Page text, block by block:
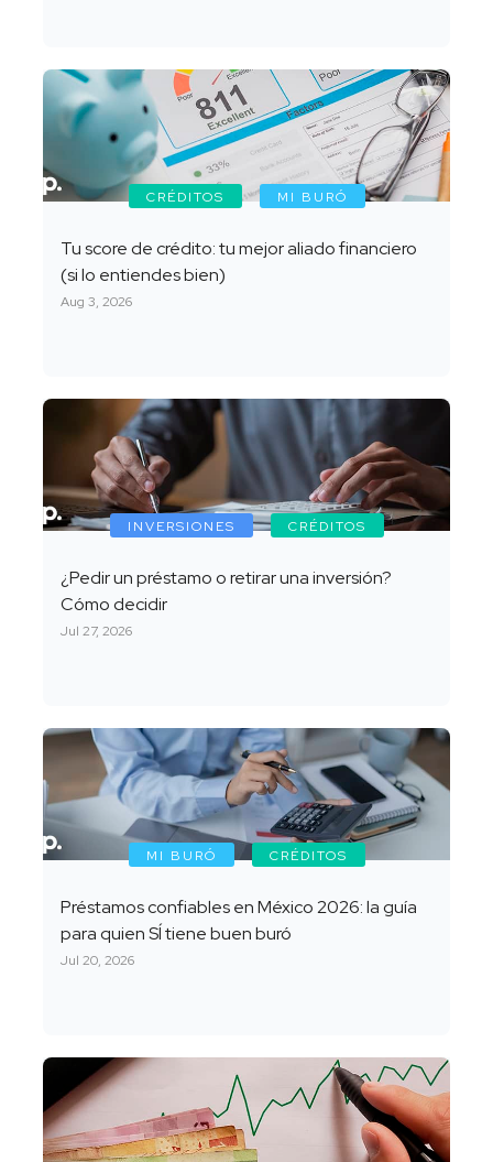
CRÉDITOS MI BURÓ
Tu score de crédito: tu mejor aliado financiero
(si lo entiendes bien)
Aug 3, 2026
INVERSIONES CRÉDITOS
¿Pedir un préstamo o retirar una inversión?
Cómo decidir
Jul 27, 2026
MI BURÓ CRÉDITOS
Préstamos confiables en México 2026: la guía
para quien SÍ tiene buen buró
Jul 20, 2026